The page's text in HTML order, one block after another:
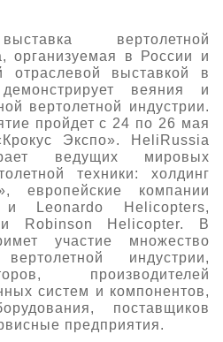
вертолетной
организуемая в России и
отраслевой выставкой в
веяния и
вертолетной индустрии.
пройдет с 24 по 26 мая
Экспо». HeliRussia
ведущих мировых
техники: холдинг
европейские компании
Leonardo Helicopters,
Robinson Helicopter. В
участие множество
индустрии,
производителей
систем и компонентов,
поставщиков
предприятия.